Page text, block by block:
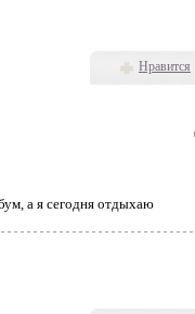
Нравится
а я сегодня отдыхаю